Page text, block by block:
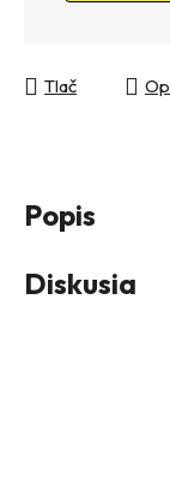
Tlač
Popis
Diskusia